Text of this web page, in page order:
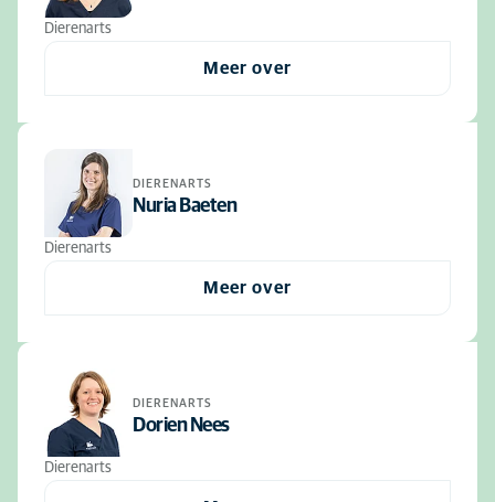
Dierenarts
Meer over
DIERENARTS
Nuria Baeten
Dierenarts
Meer over
DIERENARTS
Dorien Nees
Dierenarts